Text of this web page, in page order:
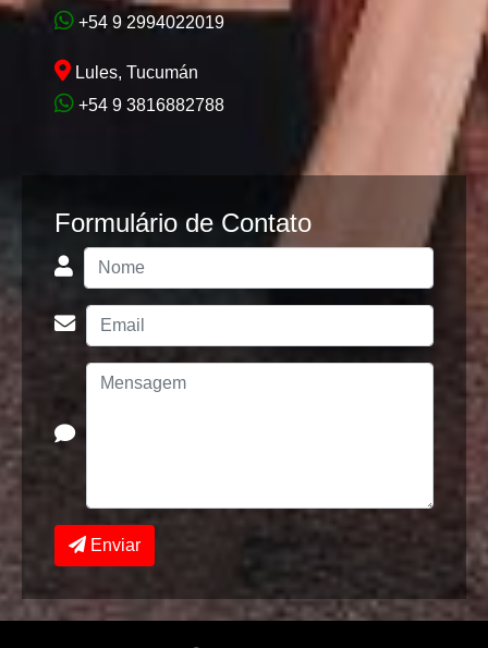
+54 9 2994022019
Lules, Tucumán
+54 9 3816882788
Formulário de Contato
Enviar